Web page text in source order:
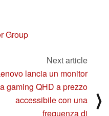
Group
Next article
lancia un monitor
gaming QHD a prezzo
accessibile con una
frequenza di
⟩